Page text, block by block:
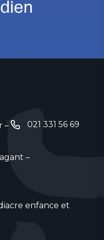
– 021 331 56 69
–
enfance et